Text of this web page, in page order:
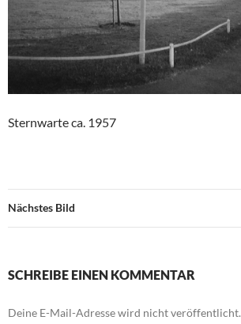
Sternwarte ca. 1957
Nächstes Bild
SCHREIBE EINEN KOMMENTAR
Deine E-Mail-Adresse wird nicht veröffentlicht.